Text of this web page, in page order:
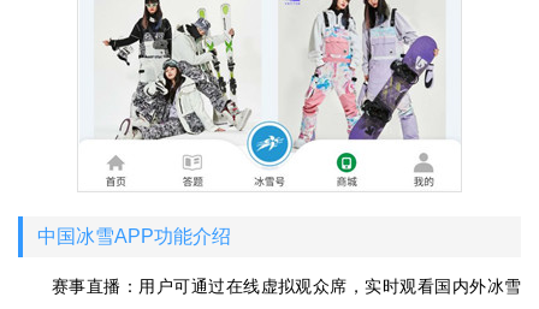
中国冰雪APP功能介绍
赛事直播：用户可通过在线虚拟观众席，实时观看国内外冰雪